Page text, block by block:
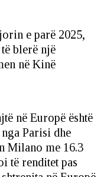
e parë 2025,
blerë një
në Kinë
në Europë është
Parisi dhe
Milano me 16.3
të renditet pas